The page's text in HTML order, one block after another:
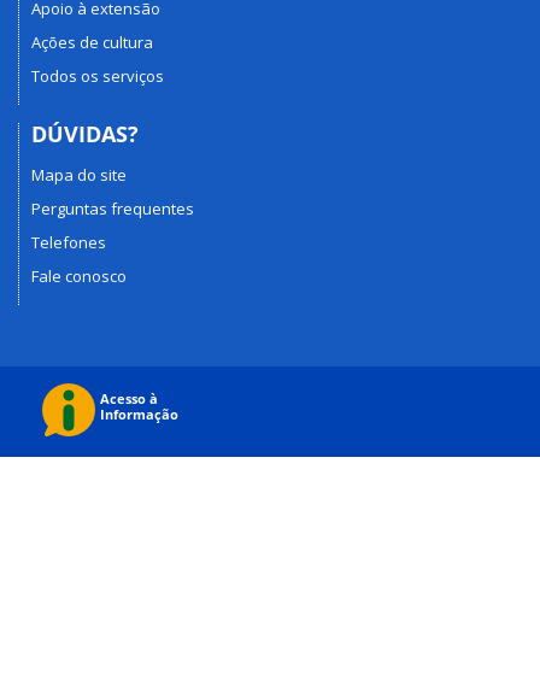
Apoio à extensão
Ações de cultura
Todos os serviços
DÚVIDAS?
Mapa do site
Perguntas frequentes
Telefones
Fale conosco